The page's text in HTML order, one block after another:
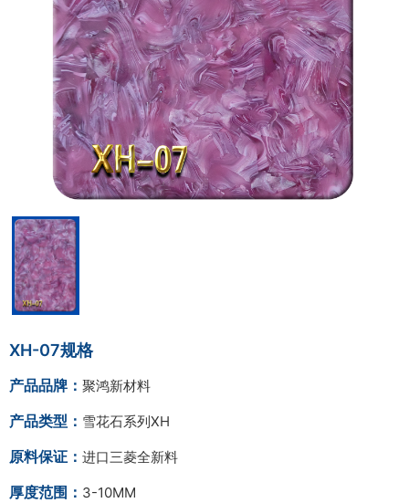
XH-07规格
产品品牌： 聚鸿新材料
产品类型： 雪花石系列XH
原料保证： 进口三菱全新料
厚度范围： 3-10MM